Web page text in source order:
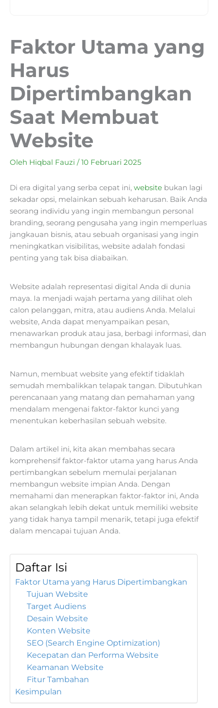
Faktor Utama yang
Harus
Dipertimbangkan
Saat Membuat
Website
Oleh Hiqbal Fauzi /10 Februari 2025
Di era digital yang serba cepat ini, website bukan lagi
sekadar opsi, melainkan sebuah keharusan. Baik Anda
seorang individu yang ingin membangun personal
branding, seorang pengusaha yang ingin memperluas
jangkauan bisnis, atau sebuah organisasi yang ingin
meningkatkan visibilitas, website adalah fondasi
penting yang tak bisa diabaikan.
Website adalah representasi digital Anda di dunia
maya. Ia menjadi wajah pertama yang dilihat oleh
calon pelanggan, mitra, atau audiens Anda. Melalui
website, Anda dapat menyampaikan pesan,
menawarkan produk atau jasa, berbagi informasi, dan
membangun hubungan dengan khalayak luas.
Namun, membuat website yang efektif tidaklah
semudah membalikkan telapak tangan. Dibutuhkan
perencanaan yang matang dan pemahaman yang
mendalam mengenai faktor-faktor kunci yang
menentukan keberhasilan sebuah website.
Dalam artikel ini, kita akan membahas secara
komprehensif faktor-faktor utama yang harus Anda
pertimbangkan sebelum memulai perjalanan
membangun website impian Anda. Dengan
memahami dan menerapkan faktor-faktor ini, Anda
akan selangkah lebih dekat untuk memiliki website
yang tidak hanya tampil menarik, tetapi juga efektif
dalam mencapai tujuan Anda.
Daftar Isi
Faktor Utama yang Harus Dipertimbangkan
Tujuan Website
Target Audiens
Desain Website
Konten Website
SEO (Search Engine Optimization)
Kecepatan dan Performa Website
Keamanan Website
Fitur Tambahan
Kesimpulan